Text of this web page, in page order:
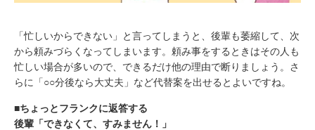
「忙しいからできない」と言ってしまうと、後輩も萎縮して、次
から頼みづらくなってしまいます。頼み事をするときはその人も
忙しい場合が多いので、できるだけ他の理由で断りましょう。さ
らに「○○分後なら大丈夫」など代替案を出せるとよいですね。
■ちょっとフランクに返答する
後輩「できなくて、すみません！」